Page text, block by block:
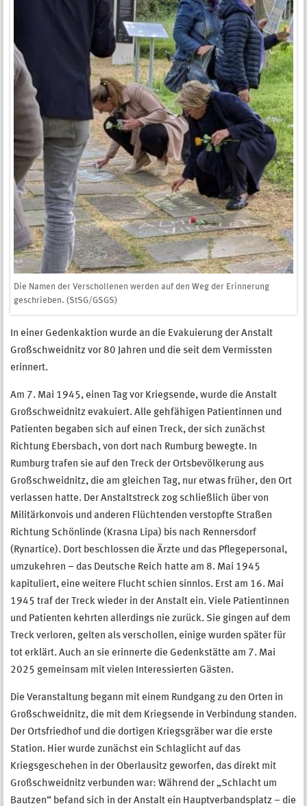
Die Namen der Verschollenen werden auf den Weg der Erinnerung
geschrieben. (StSG/GSGS)
In einer Gedenkaktion wurde an die Evakuierung der Anstalt
Großschweidnitz vor 80 Jahren und die seit dem Vermissten
erinnert.
Am 7. Mai 1945, einen Tag vor Kriegsende, wurde die Anstalt
Großschweidnitz evakuiert. Alle gehfähigen Patientinnen und
Patienten begaben sich auf einen Treck, der sich zunächst
Richtung Ebersbach, von dort nach Rumburg bewegte. In
Rumburg trafen sie auf den Treck der Ortsbevölkerung aus
Großschweidnitz, die am gleichen Tag, nur etwas früher, den Ort
verlassen hatte. Der Anstaltstreck zog schließlich über von
Militärkonvois und anderen Flüchtenden verstopfte Straßen
Richtung Schönlinde (Krasna Lipa) bis nach Rennersdorf
(Rynartice). Dort beschlossen die Ärzte und das Pflegepersonal,
umzukehren – das Deutsche Reich hatte am 8. Mai 1945
kapituliert, eine weitere Flucht schien sinnlos. Erst am 16. Mai
1945 traf der Treck wieder in der Anstalt ein. Viele Patientinnen
und Patienten kehrten allerdings nie zurück. Sie gingen auf dem
Treck verloren, gelten als verschollen, einige wurden später für
tot erklärt. Auch an sie erinnerte die Gedenkstätte am 7. Mai
2025 gemeinsam mit vielen Interessierten Gästen.
Die Veranstaltung begann mit einem Rundgang zu den Orten in
Großschweidnitz, die mit dem Kriegsende in Verbindung standen.
Der Ortsfriedhof und die dortigen Kriegsgräber war die erste
Station. Hier wurde zunächst ein Schlaglicht auf das
Kriegsgeschehen in der Oberlausitz geworfen, das direkt mit
Großschweidnitz verbunden war: Während der „Schlacht um
Bautzen“ befand sich in der Anstalt ein Hauptverbandsplatz – die